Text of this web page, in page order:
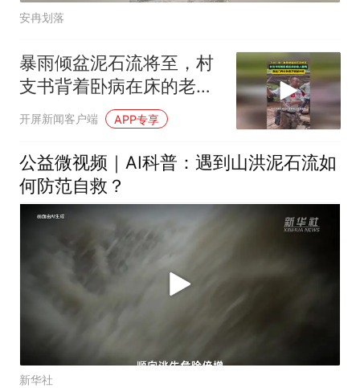
安冉划落
暴雨倾盆泥石流将至，村
支书背着卧病在床的老人
撤离，刚出门两分钟房子
开屏新闻客户端 APP专享
公益微视频｜AI科普：遇到山洪泥石流如
何防范自救？
新华社